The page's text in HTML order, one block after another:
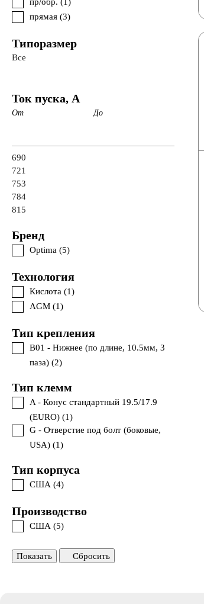
прямая (3)
Типоразмер
Все
Ток пуска, А
От До
690
721
753
784
815
Бренд
Optima (5)
Технология
Кислота (1)
AGM (1)
Тип крепления
B01 - Нижнее (по длине, 10.5мм, 3
паза) (2)
Тип клемм
A - Конус стандартный 19.5/17.9
(EURO) (1)
G - Отверстие под болт (боковые,
USA) (1)
Тип корпуса
США (4)
Производство
США (5)
Показать Сбросить